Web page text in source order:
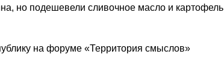
но подешевели сливочное масло и картофель
на форуме «Территория смыслов»